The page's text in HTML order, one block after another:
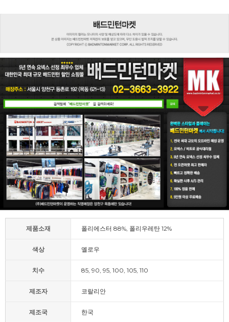
제품소재 폴리에스터 88%, 폴리우레탄 12%
색상 옐로우
치수 85, 90, 95, 100, 105, 110
제조자 코랄리안
제조국 한국